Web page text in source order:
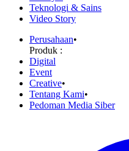
Teknologi & Sains
Video Story
Perusahaan•
Produk :
Digital
Event
Creative•
Tentang Kami•
Pedoman Media Siber